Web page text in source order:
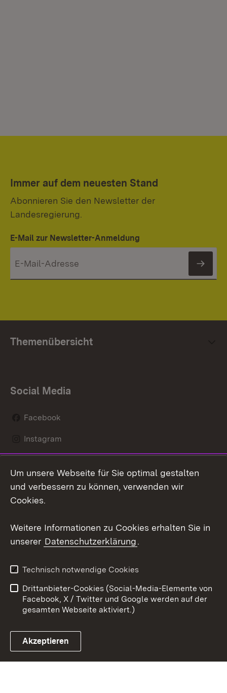
Immer auf dem neuesten Stand
Abonnieren Sie den Newsletter der
Landesregierung.
E-Mail zur Newsletter-Anmeldung
Themenübersicht
Social Media
Facebook
Instagram
Mastodon
Youtube
Link zum Landesportal
Kontakt
Datenschutz
Barrierefreiheit
Impressum Cookies
Um unsere Webseite für Sie optimal gestalten
und verbessern zu können, verwenden wir
Cookies.
Weitere Informationen zu Cookies erhalten Sie in
unserer Datenschutzerklärung.
Technisch notwendige Cookies
Drittanbieter-Cookies (Social-Media-Elemente von
Facebook, X / Twitter und Google werden auf der
gesamten Webseite aktiviert.)
Akzeptieren